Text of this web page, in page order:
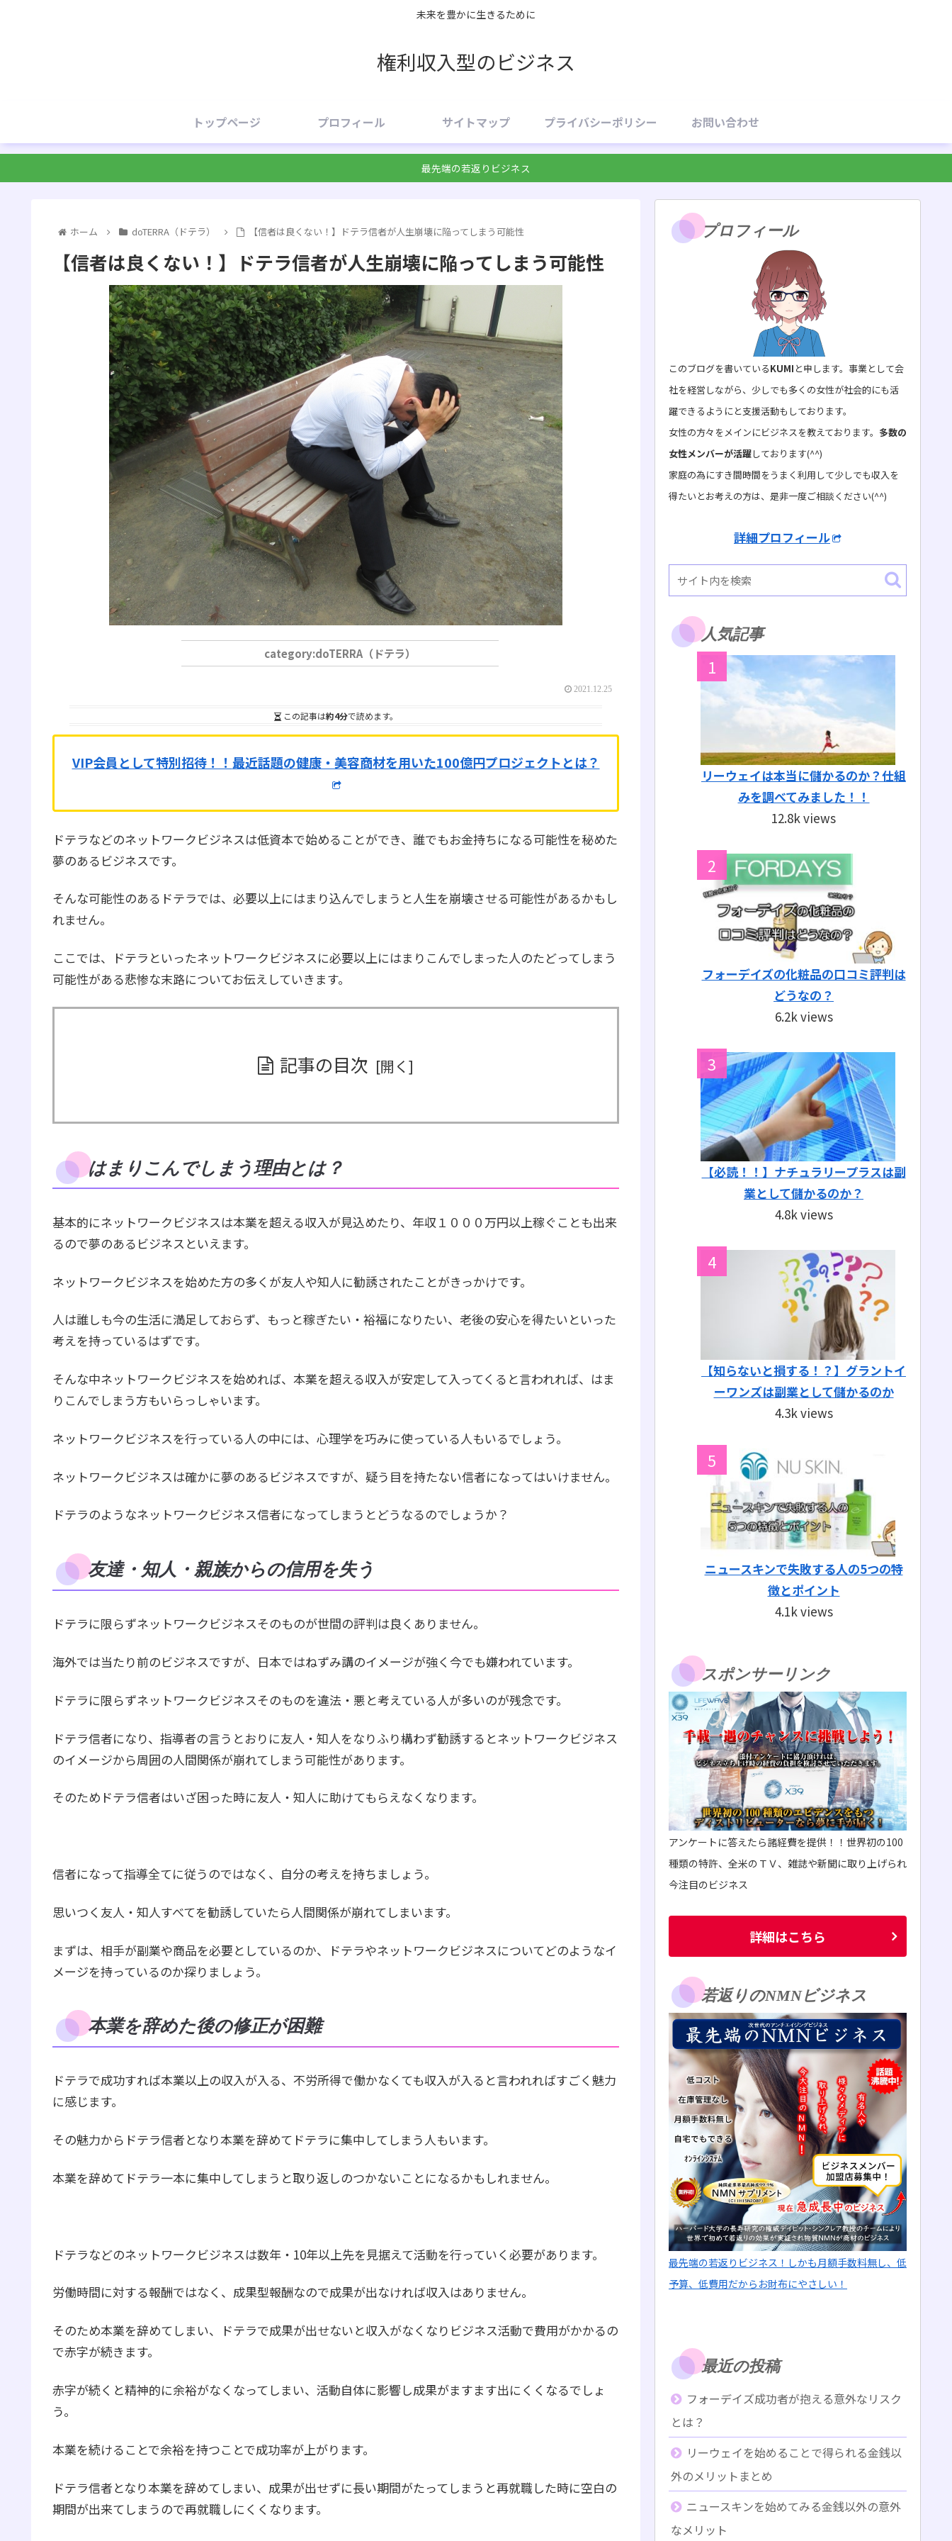
未来を豊かに生きるために
権利収入型のビジネス
トップページ プロフィール サイトマップ プライバシーポリシー お問い合わせ
最先端の若返りビジネス
ホーム doTERRA（ドテラ） 【信者は良くない！】ドテラ信者が人生崩壊に陥ってしまう可能性
【信者は良くない！】ドテラ信者が人生崩壊に陥ってしまう可能性
doTERRA（ドテラ）
2021.12.25
この記事は約4分で読めます。
VIP会員として特別招待！！ 最近話題の健康・美容商材を用いた100億円プロジェクトとは？
ドテラなどのネットワークビジネスは低資本で始めることができ、誰でもお金持ちになる可能性を秘めた
夢のあるビジネスです。
そんな可能性のあるドテラでは、必要以上にはまり込んでしまうと人生を崩壊させる可能性があるかもし
れません。
ここでは、ドテラといったネットワークビジネスに必要以上にはまりこんでしまった人のたどってしまう
可能性がある悲惨な末路についてお伝えしていきます。
記事の目次
はまりこんでしまう理由とは？
基本的にネットワークビジネスは本業を超える収入が見込めたり、年収１０００万円以上稼ぐことも出来
るので夢のあるビジネスといえます。
ネットワークビジネスを始めた方の多くが友人や知人に勧誘されたことがきっかけです。
人は誰しも今の生活に満足しておらず、もっと稼ぎたい・裕福になりたい、老後の安心を得たいといった
考えを持っているはずです。
そんな中ネットワークビジネスを始めれば、本業を超える収入が安定して入ってくると言われれば、はま
りこんでしまう方もいらっしゃいます。
ネットワークビジネスを行っている人の中には、心理学を巧みに使っている人もいるでしょう。
ネットワークビジネスは確かに夢のあるビジネスですが、疑う目を持たない信者になってはいけません。
ドテラのようなネットワークビジネス信者になってしまうとどうなるのでしょうか？
友達・知人・親族からの信用を失う
ドテラに限らずネットワークビジネスそのものが世間の評判は良くありません。
海外では当たり前のビジネスですが、日本ではねずみ講のイメージが強く今でも嫌われています。
ドテラに限らずネットワークビジネスそのものを違法・悪と考えている人が多いのが残念です。
ドテラ信者になり、指導者の言うとおりに友人・知人をなりふり構わず勧誘するとネットワークビジネス
のイメージから周囲の人間関係が崩れてしまう可能性があります。
そのためドテラ信者はいざ困った時に友人・知人に助けてもらえなくなります。
信者になって指導全てに従うのではなく、自分の考えを持ちましょう。
思いつく友人・知人すべてを勧誘していたら人間関係が崩れてしまいます。
まずは、相手が副業や商品を必要としているのか、ドテラやネットワークビジネスについてどのようなイ
メージを持っているのか探りましょう。
本業を辞めた後の修正が困難
ドテラで成功すれば本業以上の収入が入る、不労所得で働かなくても収入が入ると言われればすごく魅力
に感じます。
その魅力からドテラ信者となり本業を辞めてドテラに集中してしまう人もいます。
本業を辞めてドテラ一本に集中してしまうと取り返しのつかないことになるかもしれません。
ドテラなどのネットワークビジネスは数年・10年以上先を見据えて活動を行っていく必要があります。
労働時間に対する報酬ではなく、成果型報酬なので成果が出なければ収入はありません。
そのため本業を辞めてしまい、ドテラで成果が出せないと収入がなくなりビジネス活動で費用がかかるの
で赤字が続きます。
赤字が続くと精神的に余裕がなくなってしまい、活動自体に影響し成果がますます出にくくなるでしょ
う。
本業を続けることで余裕を持つことで成功率が上がります。
ドテラ信者となり本業を辞めてしまい、成果が出せずに長い期間がたってしまうと再就職した時に空白の
期間が出来てしまうので再就職しにくくなります。
プロフィール
このブログを書いているKUMI と申します。事業として会
社を経営しながら、少しでも多くの女性が社会的にも活
躍できるようにと支援活動もしております。
女性の方々をメインにビジネスを教えております。 多数の
女性メンバーが活躍しております(^^)
家庭の為にすき間時間をうまく利用して少しでも収入を
得たいとお考えの方は、是非一度ご相談ください(^^)
詳細プロフィール
人気記事
リーウェイは本当に儲かるのか？仕組
みを調べてみました！！
12.8k views
フォーデイズの化粧品の口コミ評判は
どうなの？
6.2k views
【必読！！】ナチュラリープラスは副
業として儲かるのか？
4.8k views
【知らないと損する！？】グラントイ
ーワンズは副業として儲かるのか
4.3k views
ニュースキンで失敗する人の5つの特
徴とポイント
4.1k views
スポンサーリンク
アンケートに答えたら諸経費を提供！！世界初の100
種類の特許、全米のＴＶ、雑誌や新聞に取り上げられ
今注目のビジネス
詳細はこちら
若返りのNMNビジネス
最先端の若返りビジネス！しかも月額手数料無し、低
予算、低費用だからお財布にやさしい！
最近の投稿
フォーデイズ成功者が抱える意外なリスク
とは？
リーウェイを始めることで得られる金銭以
外のメリットまとめ
ニュースキンを始めてみる金銭以外の意外
なメリット